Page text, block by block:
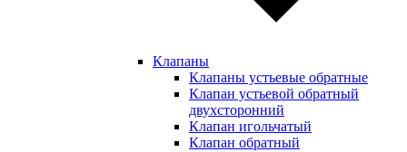
Клапаны
Клапаны устьевые обратные
Клапан устьевой обратный
двухсторонний
Клапан игольчатый
Клапан обратный